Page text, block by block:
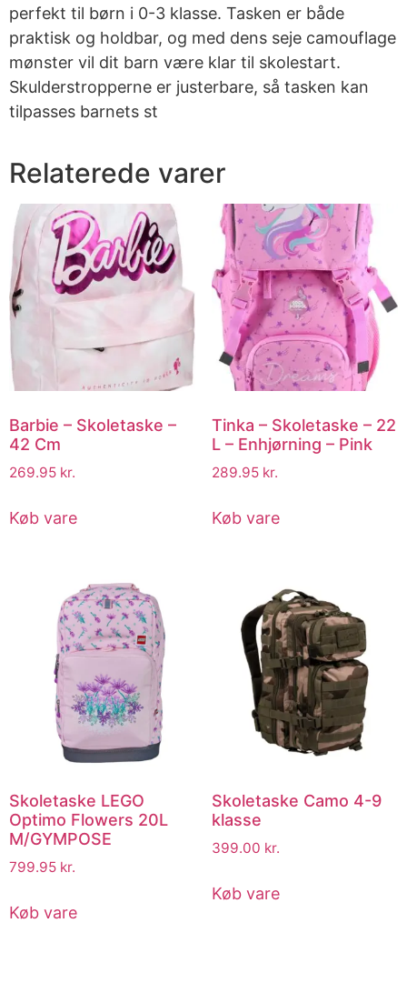
perfekt til børn i 0-3 klasse. Tasken er både
praktisk og holdbar, og med dens seje camouflage
mønster vil dit barn være klar til skolestart.
Skulderstropperne er justerbare, så tasken kan
tilpasses barnets st
Relaterede varer
Barbie – Skoletaske –
42 Cm
269.95 kr.
Køb vare
Tinka – Skoletaske – 22
L – Enhjørning – Pink
289.95 kr.
Køb vare
Skoletaske LEGO
Optimo Flowers 20L
M/GYMPOSE
799.95 kr.
Køb vare
Skoletaske Camo 4-9
klasse
399.00 kr.
Køb vare